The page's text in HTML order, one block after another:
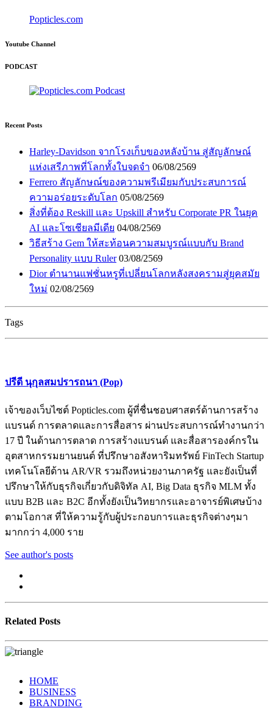
Popticles.com
Youtube Channel
PODCAST
Recent Posts
Harley-Davidson จากโรงเก็บของหลังบ้าน สู่สัญลักษณ์
แห่งเสรีภาพที่โลกทั้งใบจดจำ 06/08/2569
Ferrero สัญลักษณ์ของความพรีเมียมกับประสบการณ์
ความอร่อยระดับโลก 05/08/2569
สิ่งที่ต้อง Reskill และ Upskill สำหรับ Corporate PR ในยุค
AI และโซเชียลมีเดีย 04/08/2569
วิธีสร้าง Gem ให้สะท้อนความสมบูรณ์แบบกับ Brand
Personality แบบ Ruler 03/08/2569
Dior ตำนานแฟชั่นหรูที่เปลี่ยนโลกหลังสงครามสู่ยุคสมัย
ใหม่ 02/08/2569
Tags
ปรีดี นุกุลสมปรารถนา (Pop)
เจ้าของเว็บไซต์ Popticles.com ผู้ที่ชื่นชอบศาสตร์ด้านการสร้าง
แบรนด์ การตลาดและการสื่อสาร ผ่านประสบการณ์ทำงานกว่า
17 ปี ในด้านการตลาด การสร้างแบรนด์ และสื่อสารองค์กรใน
อุตสาหกรรมยานยนต์ ที่ปรึกษาอสังหาริมทรัพย์ FinTech Startup
เทคโนโลยีด้าน AR/VR รวมถึงหน่วยงานภาครัฐ และยังเป็นที่
ปรึกษาให้กับธุรกิจเกี่ยวกับดิจิทัล AI, Big Data ธุรกิจ MLM ทั้ง
แบบ B2B และ B2C อีกทั้งยังเป็นวิทยากรและอาจารย์พิเศษบ้าง
ตามโอกาส ที่ให้ความรู้กับผู้ประกอบการและธุรกิจต่างๆมา
มากกว่า 4,000 ราย
See author's posts
Related Posts
HOME
BUSINESS
BRANDING